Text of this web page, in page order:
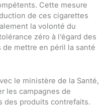
Cette mesure
de ces cigarettes
la volonté du
zéro à l’égard des
mettre en péril la santé
le ministère de la Santé,
les campagnes de
des produits contrefaits.